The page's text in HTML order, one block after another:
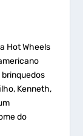
Hot Wheels
Kenneth,
do